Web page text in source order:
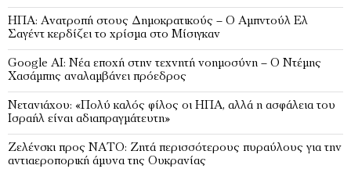
ΗΠΑ: Ανατροπή στους Δημοκρατικούς – Ο Αμπντούλ Ελ
Σαγέντ κερδίζει το χρίσμα στο Μίσιγκαν
Google AI: Νέα εποχή στην τεχνητή νοημοσύνη – Ο Ντέμης
Χασάμπης αναλαμβάνει πρόεδρος
Νετανιάχου: «Πολύ καλός φίλος οι ΗΠΑ, αλλά η ασφάλεια του
Ισραήλ είναι αδιαπραγμάτευτη»
Ζελένσκι προς ΝΑΤΟ: Ζητά περισσότερους πυραύλους για την
αντιαεροπορική άμυνα της Ουκρανίας